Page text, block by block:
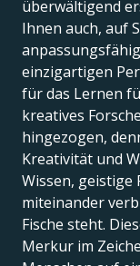
überwältigend
Ihnen auch, auf
einzigartigen
für das Lernen
kreatives
hingezogen,
Kreativität und
Wissen, geistige
miteinander
Fische steht.
Merkur im